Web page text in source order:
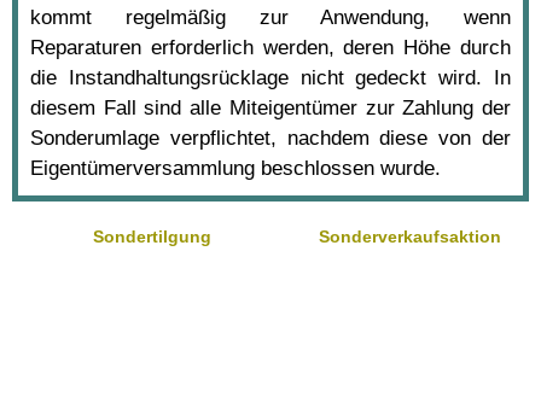
kommt regelmäßig zur Anwendung, wenn
Reparaturen erforderlich werden, deren Höhe durch
die Instandhaltungsrücklage nicht gedeckt wird. In
diesem Fall sind alle Miteigentümer zur Zahlung der
Sonderumlage verpflichtet, nachdem diese von der
Eigentümerversammlung beschlossen wurde.
Sondertilgung Sonderverkaufsaktion